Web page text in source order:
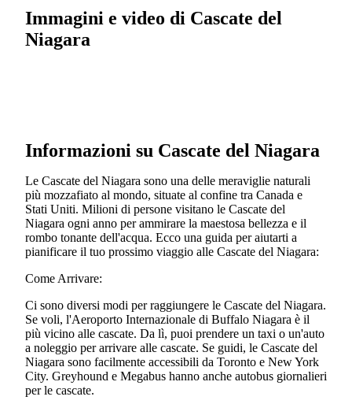
Immagini e video di Cascate del
Niagara
Informazioni su Cascate del Niagara
Le Cascate del Niagara sono una delle meraviglie naturali
più mozzafiato al mondo, situate al confine tra Canada e
Stati Uniti. Milioni di persone visitano le Cascate del
Niagara ogni anno per ammirare la maestosa bellezza e il
rombo tonante dell'acqua. Ecco una guida per aiutarti a
pianificare il tuo prossimo viaggio alle Cascate del Niagara:
Come Arrivare:
Ci sono diversi modi per raggiungere le Cascate del Niagara.
Se voli, l'Aeroporto Internazionale di Buffalo Niagara è il
più vicino alle cascate. Da lì, puoi prendere un taxi o un'auto
a noleggio per arrivare alle cascate. Se guidi, le Cascate del
Niagara sono facilmente accessibili da Toronto e New York
City. Greyhound e Megabus hanno anche autobus giornalieri
per le cascate.